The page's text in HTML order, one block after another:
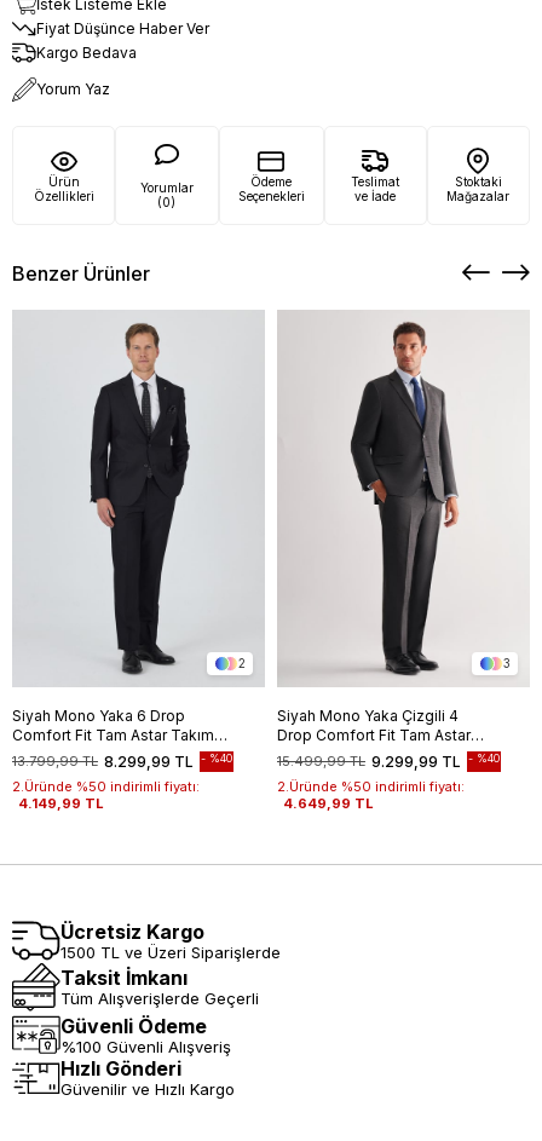
İstek Listeme Ekle
Fiyat Düşünce Haber Ver
Kargo Bedava
Yorum Yaz
Ürün
Özellikleri
Yorumlar
(0)
Ödeme
Seçenekleri
Teslimat
ve İade
Stoktaki
Mağazalar
Benzer Ürünler
2
Siyah Mono Yaka 6 Drop
Comfort Fit Tam Astar Takım
Elbise 10012501708.299,99 TL
13.799,99 TL %40
2.Üründe %50 indirimli fiyatı:
4.149,99 TL
3
Siyah Mono Yaka Çizgili 4
Drop Comfort Fit Tam Astar
Esnek Takım Elbise
1001255121
9.299,99 TL
15.499,99 TL %40
2.Üründe %50 indirimli fiyatı:
4.649,99 TL
Ücretsiz Kargo
1500 TL ve Üzeri Siparişlerde
Taksit İmkanı
Tüm Alışverişlerde Geçerli
Güvenli Ödeme
%100 Güvenli Alışveriş
Hızlı Gönderi
Güvenilir ve Hızlı Kargo